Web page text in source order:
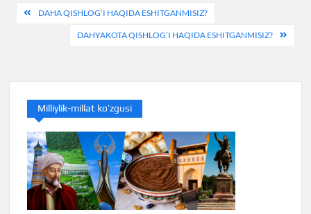
Post
menyusi
DAHA QISHLOG’I HAQIDA ESHITGANMISIZ?
DAHYAKOTA QISHLOG’I HAQIDA ESHITGANMISIZ?
Milliylik-millat ko’zgusi